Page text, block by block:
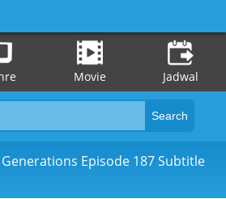
Movie Jadwal
Episode 187 Subtitle